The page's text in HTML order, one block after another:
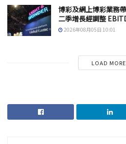
博彩及網上博彩業務
二季增長經調整
2026年08月05日 10:01
LOAD MORE